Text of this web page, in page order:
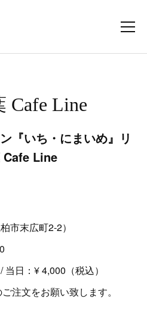
Cafe Line
『いち・にまいめ』リ
Cafe Line
市末広町2-2）
日：¥ 4,000（税込）
をお願い致します。